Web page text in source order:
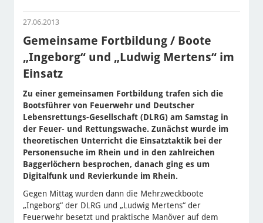
27.06.2013
Gemeinsame Fortbildung / Boote
„Ingeborg“ und „Ludwig Mertens“ im
Einsatz
Zu einer gemeinsamen Fortbildung trafen sich die
Bootsführer von Feuerwehr und Deutscher
Lebensrettungs-Gesellschaft (DLRG) am Samstag in
der Feuer- und Rettungswache. Zunächst wurde im
theoretischen Unterricht die Einsatztaktik bei der
Personensuche im Rhein und in den zahlreichen
Baggerlöchern besprochen, danach ging es um
Digitalfunk und Revierkunde im Rhein.
Gegen Mittag wurden dann die Mehrzweckboote
„Ingeborg“ der DLRG und „Ludwig Mertens“ der
Feuerwehr besetzt und praktische Manöver auf dem